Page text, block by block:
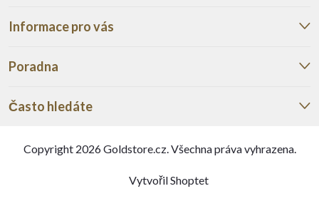
Informace pro vás
Poradna
Často hledáte
Vytvořil Shoptet
Copyright 2026Goldstore.cz. Všechna práva vyhrazena.